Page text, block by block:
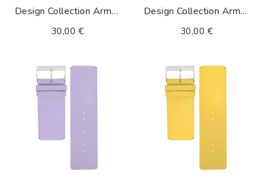
Design Collection Armband Hellgrün
30,00 €
Design Collection Armband Hotpink
30,00 €